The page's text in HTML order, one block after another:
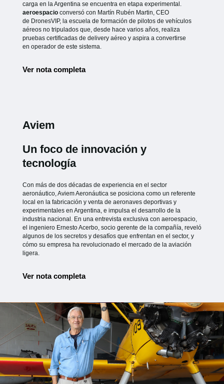
carga en la Argentina se encuentra en etapa experimental.
aeroespacioconversó con Martín Rubén Martin, CEO
de DronesVIP, la escuela de formación de pilotos de vehículos
aéreos no tripulados que, desde hace varios años, realiza
pruebas certificadas de delivery aéreo y aspira a convertirse
en operador de este sistema.
Ver nota completa
Aviem
Un foco de innovación y
tecnología
Con más de dos décadas de experiencia en el sector
aeronáutico, Aviem Aeronáutica se posiciona como un referente
local en la fabricación y venta de aeronaves deportivas y
experimentales en Argentina, e impulsa el desarrollo de la
industria nacional. En una entrevista exclusiva con aeroespacio,
el ingeniero Ernesto Acerbo, socio gerente de la compañía, reveló
algunos de los secretos y desafíos que enfrentan en el sector, y
cómo su empresa ha revolucionado el mercado de la aviación
ligera.
Ver nota completa